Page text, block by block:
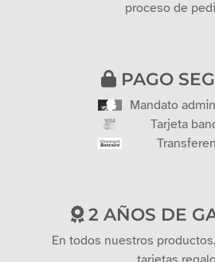
PAGO
Mandato
Tarjeta
2 AÑOS DE
En todos nuestros productos.
tarjetas